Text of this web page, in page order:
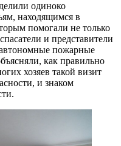
одиноко
находящимся в
помогали не только
и представители
пожарные
как правильно
хозяев такой визит
и знаком